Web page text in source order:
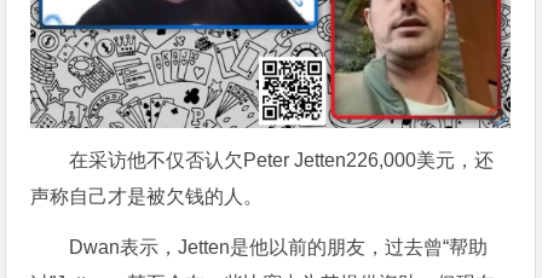
在采访他不仅否认欠Peter Jetten226,000美元，还
声称自己才是被欠钱的人。
Dwan表示，Jetten是他以前的朋友，过去曾“帮助